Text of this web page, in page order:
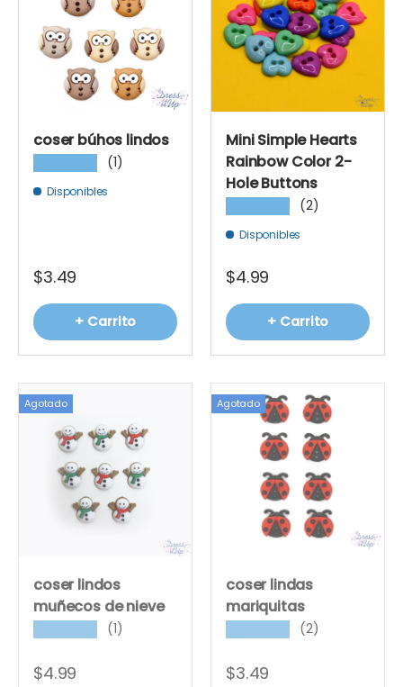
coser búhos lindos
(1)
Disponibles
$3.49
+ Carrito
Mini Simple Hearts
Rainbow Color 2-
Hole Buttons
(2)
Disponibles
$4.99
+ Carrito
Agotado
coser lindos
muñecos de nieve
(1)
$4.99
Agotado
coser lindas
mariquitas
(2)
$3.49